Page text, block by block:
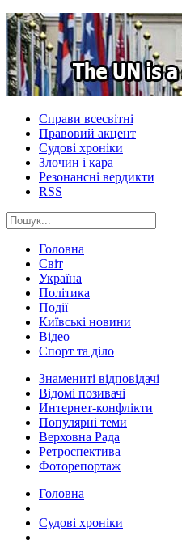
Справи всесвітні
Правовий акцент
Судові хроніки
Злочин і кара
Резонансні вердикти
RSS
Головна
Світ
Україна
Політика
Події
Київські новини
Відео
Спорт та діло
Знамениті відповідачі
Відомі позивачі
Интернет-конфлікти
Популярні теми
Верховна Рада
Ретроспектива
Фоторепортаж
Головна
Судові хроніки